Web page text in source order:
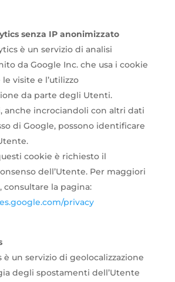
senza IP anonimizzato
è un servizio di analisi
da Google Inc. che usa i cookie
visite e l’utilizzo
da parte degli Utenti.
anche incrociandoli con altri dati
di Google, possono identificare
cookie è richiesto il
dell’Utente. Per maggiori
consultare la pagina:
privacy
è un servizio di geolocalizzazione
degli spostamenti dell’Utente